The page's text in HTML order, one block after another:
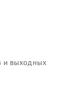
и выходных